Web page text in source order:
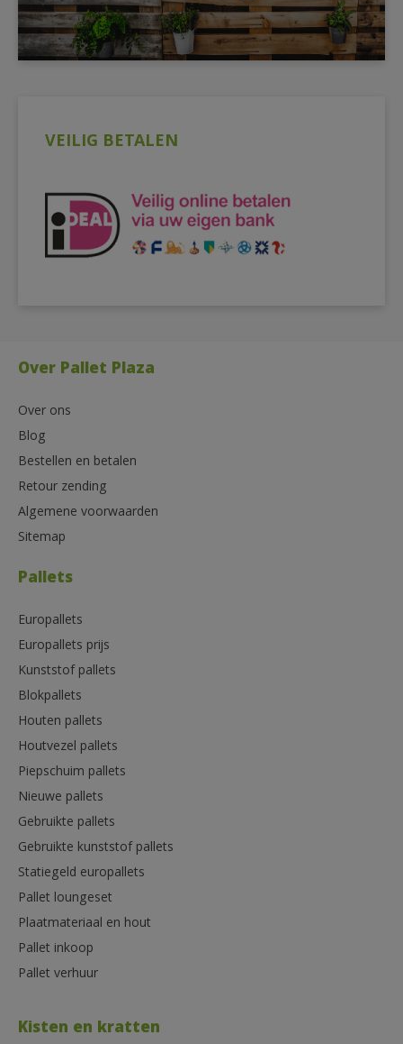
VEILIG BETALEN
Over Pallet Plaza
Over ons
Blog
Bestellen en betalen
Retour zending
Algemene voorwaarden
Sitemap
Pallets
Europallets
Europallets prijs
Kunststof pallets
Blokpallets
Houten pallets
Houtvezel pallets
Piepschuim pallets
Nieuwe pallets
Gebruikte pallets
Gebruikte kunststof pallets
Statiegeld europallets
Pallet loungeset
Plaatmateriaal en hout
Pallet inkoop
Pallet verhuur
Kisten en kratten